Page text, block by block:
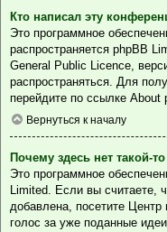
Кто написал эту
Это программное
распространяется phpBB
General Public Licence,
распространяться. Для
перейдите по ссылке About
Вернуться к началу
Почему здесь нет такой-
Это программное
Limited. Если вы считаете,
добавлена, посетите Центр
голос за уже поданные